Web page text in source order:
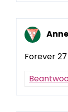
Forever